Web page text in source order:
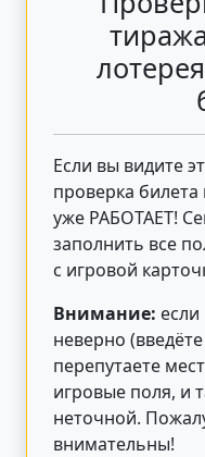
Если вы видите
проверка
уже РАБОТАЕТ!
заполнить все
с игровой
Внимание:
неверно
перепутаете
игровые поля, и
неточной.
внимательны!